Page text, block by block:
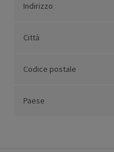
Indirizzo
Città
Codice postale
Paese